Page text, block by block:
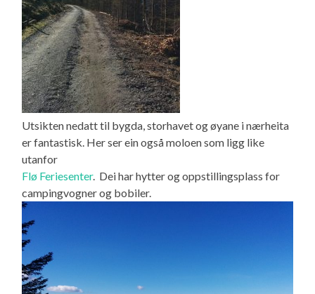
Utsikten nedatt til bygda, storhavet og øyane i nærheita
er fantastisk. Her ser ein også moloen som ligg like
utanfor
Flø Feriesenter. Dei har hytter og oppstillingsplass for
campingvogner og bobiler.